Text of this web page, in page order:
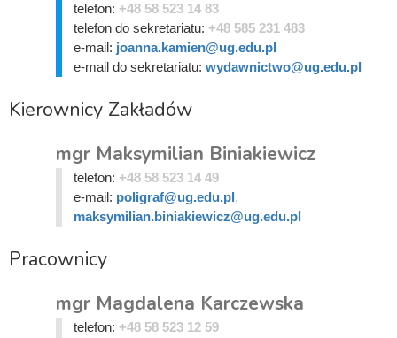
telefon: +48 58 523 14 83
telefon do sekretariatu: +48 585 231 483
e-mail: joanna.kamien@ug.edu.pl
e-mail do sekretariatu: wydawnictwo@ug.edu.pl
Kierownicy Zakładów
mgr Maksymilian Biniakiewicz
telefon: +48 58 523 14 49
e-mail: poligraf@ug.edu.pl,
maksymilian.biniakiewicz@ug.edu.pl
Pracownicy
mgr Magdalena Karczewska
telefon: +48 58 523 12 59